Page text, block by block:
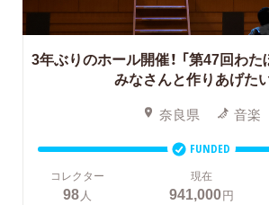
3年ぶりのホール開催！ 「第47回わ
みなさんと作りあげたい
奈良県 音楽
FUNDED
コレクター
98 人
現在
941,000円